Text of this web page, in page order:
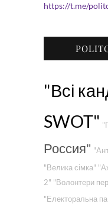
https://t.me/
"Всі
SWOT"
Россия"
"Велика сімка"
2" "Волонтери
"Електоральна